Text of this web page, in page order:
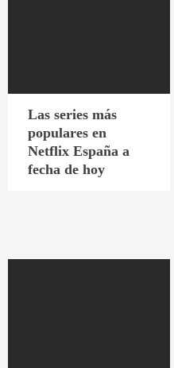
Las series más
populares en
Netflix España a
fecha de hoy